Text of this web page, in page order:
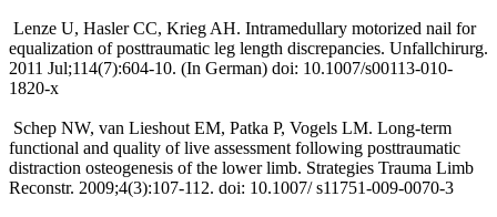
Lenze U, Hasler CC, Krieg AH. Intramedullary motorized nail for
equalization of posttraumatic leg length discrepancies. Unfallchirurg.
2011 Jul;114(7):604-10. (In German) doi: 10.1007/s00113-010-
1820-x
Schep NW, van Lieshout EM, Patka P, Vogels LM. Long-term
functional and quality of live assessment following post­traumatic
distraction osteogenesis of the lower limb. Strategies Trauma Limb
Reconstr. 2009;4(3):107-112. doi: 10.1007/ s11751-009-0070-3